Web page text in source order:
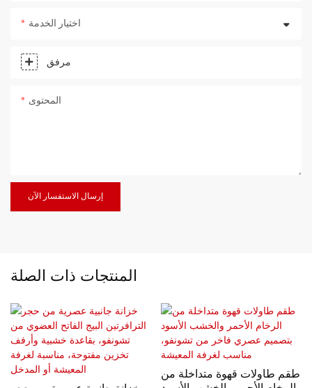
اختيار الخدمة
مرفق
المحتوى
إرسال الاستفسار الآن
المنتجات ذات الصلة
طقم طاولات قهوة متداخلة من